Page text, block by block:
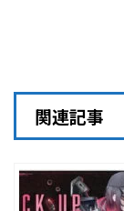
関連記事